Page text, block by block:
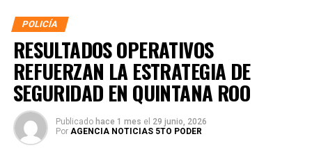
POLICÍA
RESULTADOS OPERATIVOS
REFUERZAN LA ESTRATEGIA DE
SEGURIDAD EN QUINTANA ROO
Publicado hace 1 mes el 29 junio, 2026
Por AGENCIA NOTICIAS 5TO PODER